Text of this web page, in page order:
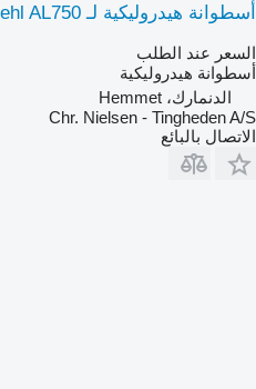
أسطوانة هيدروليكية لـ Gehl AL750
السعر عند الطلب
أسطوانة هيدروليكية
الدنمارك، Hemmet
Chr. Nielsen - Tingheden A/S
الاتصال بالبائع